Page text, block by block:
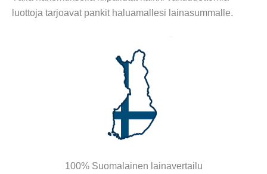
luottoja tarjoavat pankit haluamallesi lainasummalle.
100% Suomalainen lainavertailu